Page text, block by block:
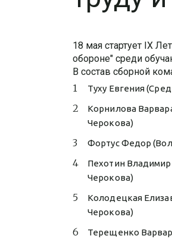
18 мая стартует IX
обороне" среди
В состав сборной
Туху Евгения
Корнилова
Черокова)
Фортус Федор
Пехотин
Черокова)
Колодецкая
Черокова)
Терещенко